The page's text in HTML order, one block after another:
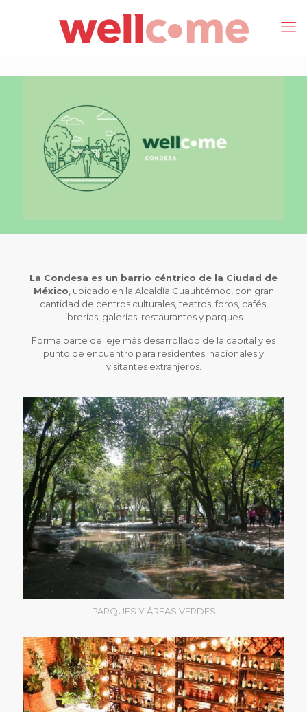
La Condesa es un barrio céntrico de la Ciudad de
México, ubicado en la Alcaldía Cuauhtémoc, con gran
cantidad de centros culturales, teatros, foros, cafés,
librerías, galerías, restaurantes y parques.
Forma parte del eje más desarrollado de la capital y es
punto de encuentro para residentes, nacionales y
visitantes extranjeros.
PARQUES Y ÁREAS VERDES